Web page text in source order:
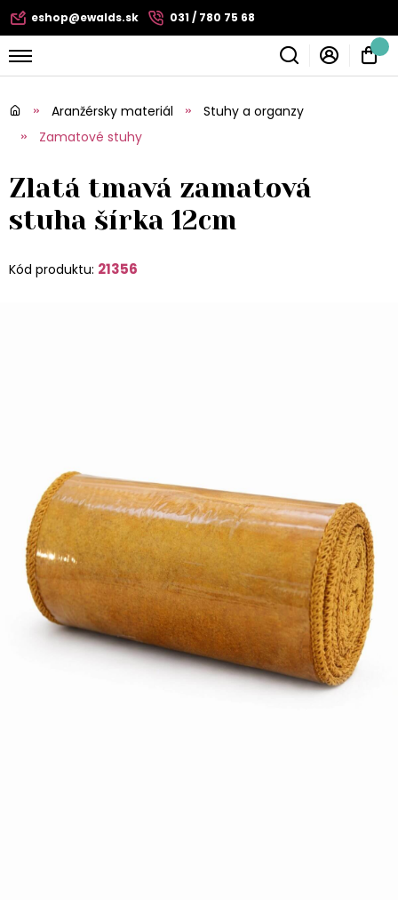
eshop@ewalds.sk 031 / 780 75 68
Aranžérsky materiál
Stuhy a organzy
Zamatové stuhy
Zlatá tmavá zamatová
stuha šírka 12cm
Kód produktu: 21356